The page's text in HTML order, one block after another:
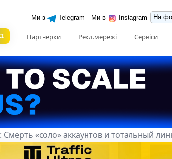
Ми в Telegram Ми в Instagram На
Партнерки Рекл.мережі Сервіси
Смерть «соло» аккаунтов и тотальный